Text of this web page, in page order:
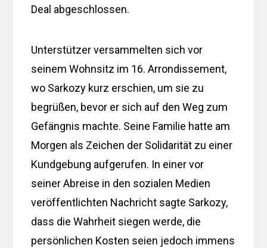
Deal abgeschlossen.
Unterstützer versammelten sich vor
seinem Wohnsitz im 16. Arrondissement,
wo Sarkozy kurz erschien, um sie zu
begrüßen, bevor er sich auf den Weg zum
Gefängnis machte. Seine Familie hatte am
Morgen als Zeichen der Solidarität zu einer
Kundgebung aufgerufen. In einer vor
seiner Abreise in den sozialen Medien
veröffentlichten Nachricht sagte Sarkozy,
dass die Wahrheit siegen werde, die
persönlichen Kosten seien jedoch immens